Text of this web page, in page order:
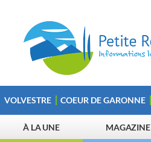
VOLVESTRE COEUR DE GARONNE
À LA UNE MAGAZINE